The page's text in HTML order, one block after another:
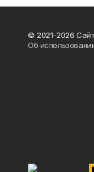
© 2021-2026
Об